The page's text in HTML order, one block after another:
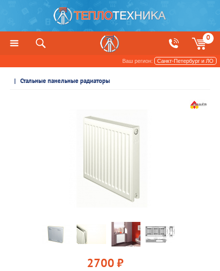
0
Ваш регион: Санкт-Петербург и ЛО
Радиаторы отопления и обогреватели
Стальные панельные радиаторы
2700 руб.